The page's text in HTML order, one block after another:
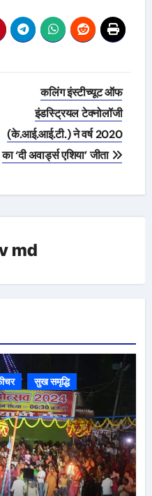
कलिंग इंस्टीच्यूट ऑफ
इंडस्ट्रियल टेक्नोलॉजी
(के.आई.आई.टी.) ने वर्ष 2020
का ‘दी अवार्ड्स एशिया’ जीता
md
सुख समृद्धि